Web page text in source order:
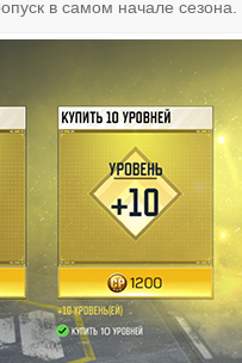
в самом начале сезона.